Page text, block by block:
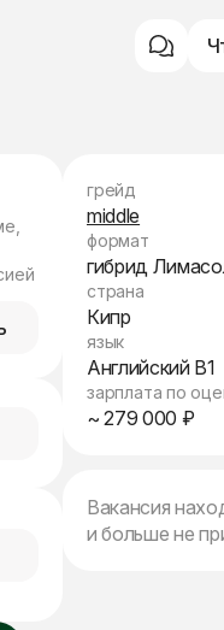
грейд
middle
формат
гибрид
страна
Кипр
язык
Английский B1
зарплата по
~ 279 000 ₽
Вакансия
и больше не